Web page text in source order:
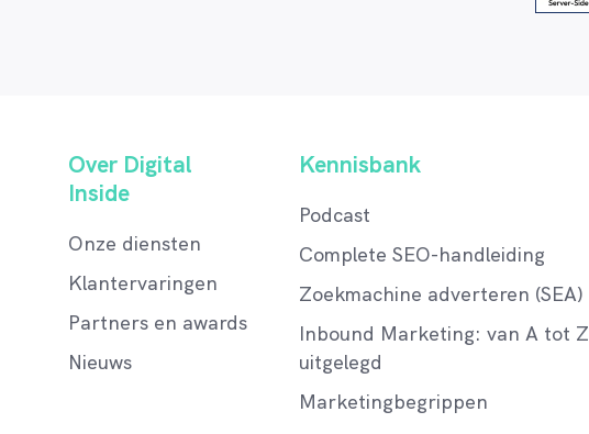
Over Digital
Inside
Onze diensten
Klantervaringen
Partners en awards
Nieuws
Kennisbank
Podcast
Complete SEO-handleiding
Zoekmachine adverteren (SEA)
Inbound Marketing: van A tot Z
uitgelegd
Marketingbegrippen